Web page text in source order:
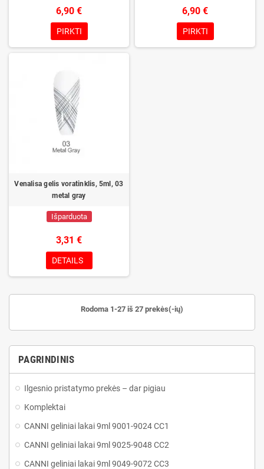
PAGRINDINIS
Ilgesnio pristatymo prekės – dar pigiau
Komplektai
CANNI geliniai lakai 9ml 9001-9024 CC1
CANNI geliniai lakai 9ml 9025-9048 CC2
CANNI geliniai lakai 9ml 9049-9072 CC3
6,90 €
PIRKTI
6,90 €
PIRKTI
Venalisa gelis voratinklis, 5ml, 03
metal gray
Išparduota
3,31 €
DETAILS
Rodoma 1-27 iš 27 prekės(-ių)